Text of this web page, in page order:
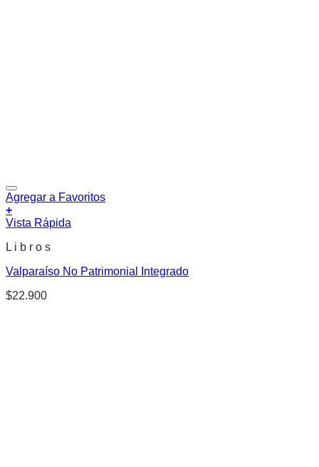
Agregar a Favoritos
+
Vista Rápida
L i b r o s
Valparaíso No Patrimonial Integrado
$22.900